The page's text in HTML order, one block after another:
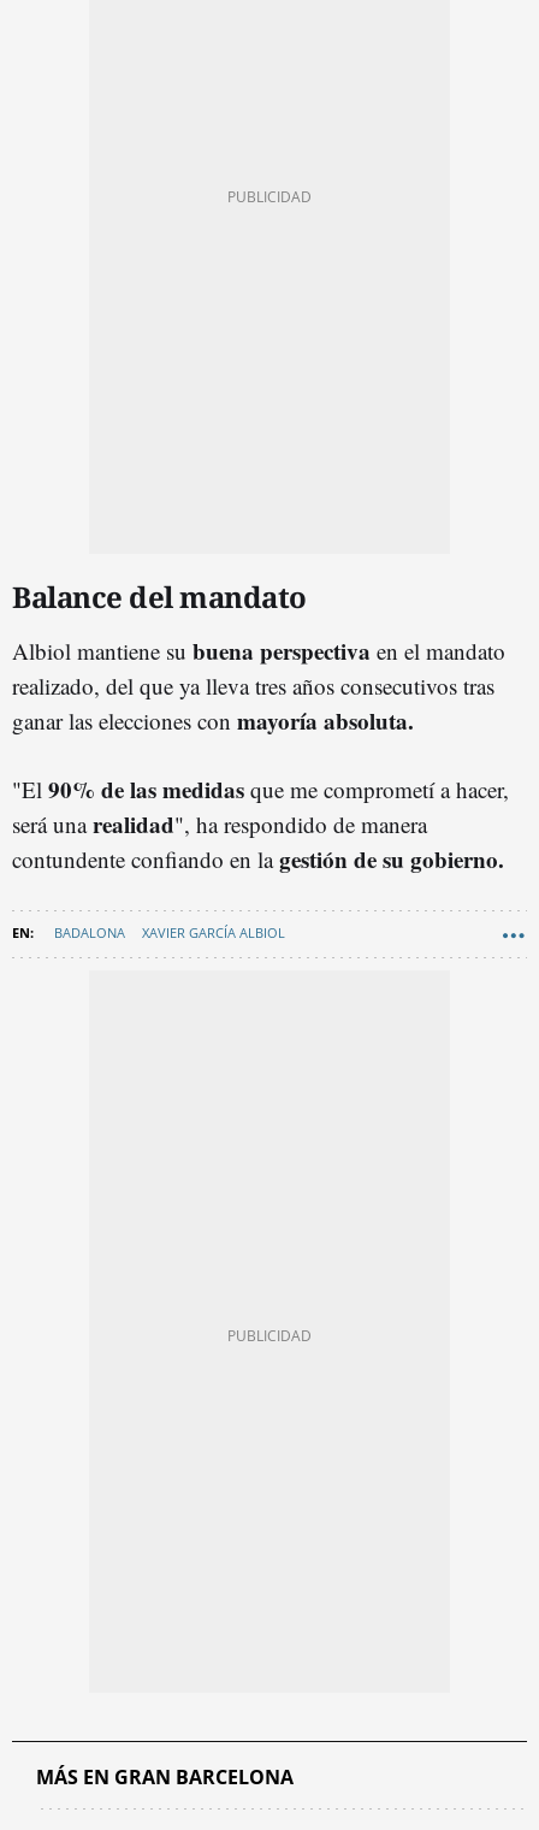
Balance del mandato
Albiol mantiene su buena perspectiva en el mandato
realizado, del que ya lleva tres años consecutivos tras
ganar las elecciones con mayoría absoluta.
"El 90% de las medidas que me comprometí a hacer,
será unarealidad", ha respondido de manera
contundente confiando en lagestión de su gobierno.
BADALONA XAVIER GARCÍA ALBIOL
MÁS EN GRAN BARCELONA